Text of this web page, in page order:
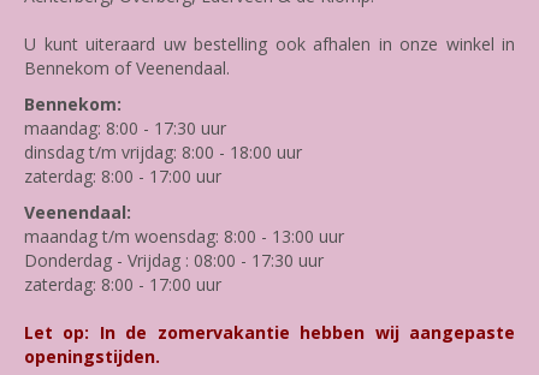
U kunt uiteraard uw bestelling ook afhalen in onze winkel in
Bennekom of Veenendaal.
Bennekom:
maandag: 8:00 - 17:30 uur
dinsdag t/m vrijdag: 8:00 - 18:00 uur
zaterdag: 8:00 - 17:00 uur
Veenendaal:
maandag t/m woensdag: 8:00 - 13:00 uur
Donderdag - Vrijdag : 08:00 - 17:30 uur
zaterdag: 8:00 - 17:00 uur
Let op: In de zomervakantie hebben wij aangepaste
openingstijden.